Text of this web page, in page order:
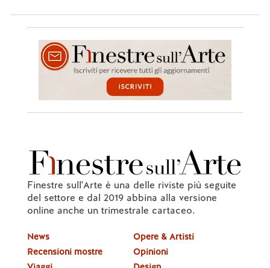
Finestre sull'Arte è una delle riviste più seguite
del settore e dal 2019 abbina alla versione
online anche un trimestrale cartaceo.
News
Recensioni mostre
Opere & Artisti
Opinioni